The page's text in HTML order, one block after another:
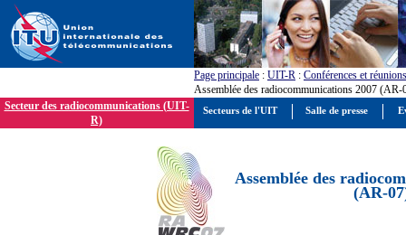
Page principale : UIT-R : Conférences et réunions
Assemblée des radiocommunications 2007 (AR-
Secteur des radiocommunications (UIT-
R)
Assemblée des
(AR-
Secteurs de l'UIT Salle de presse